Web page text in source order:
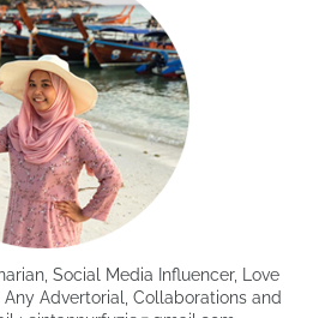
Social Media Influencer, Love
Advertorial, Collaborations and